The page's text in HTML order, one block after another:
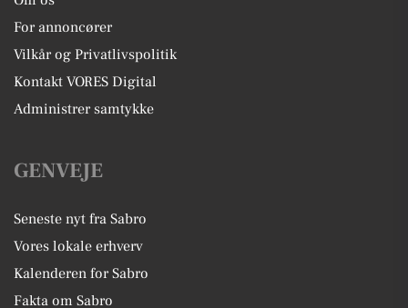
For annoncører
Vilkår og Privatlivspolitik
Kontakt VORES Digital
Administrer samtykke
GENVEJE
Seneste nyt fra Sabro
Vores lokale erhverv
Kalenderen for Sabro
Fakta om Sabro